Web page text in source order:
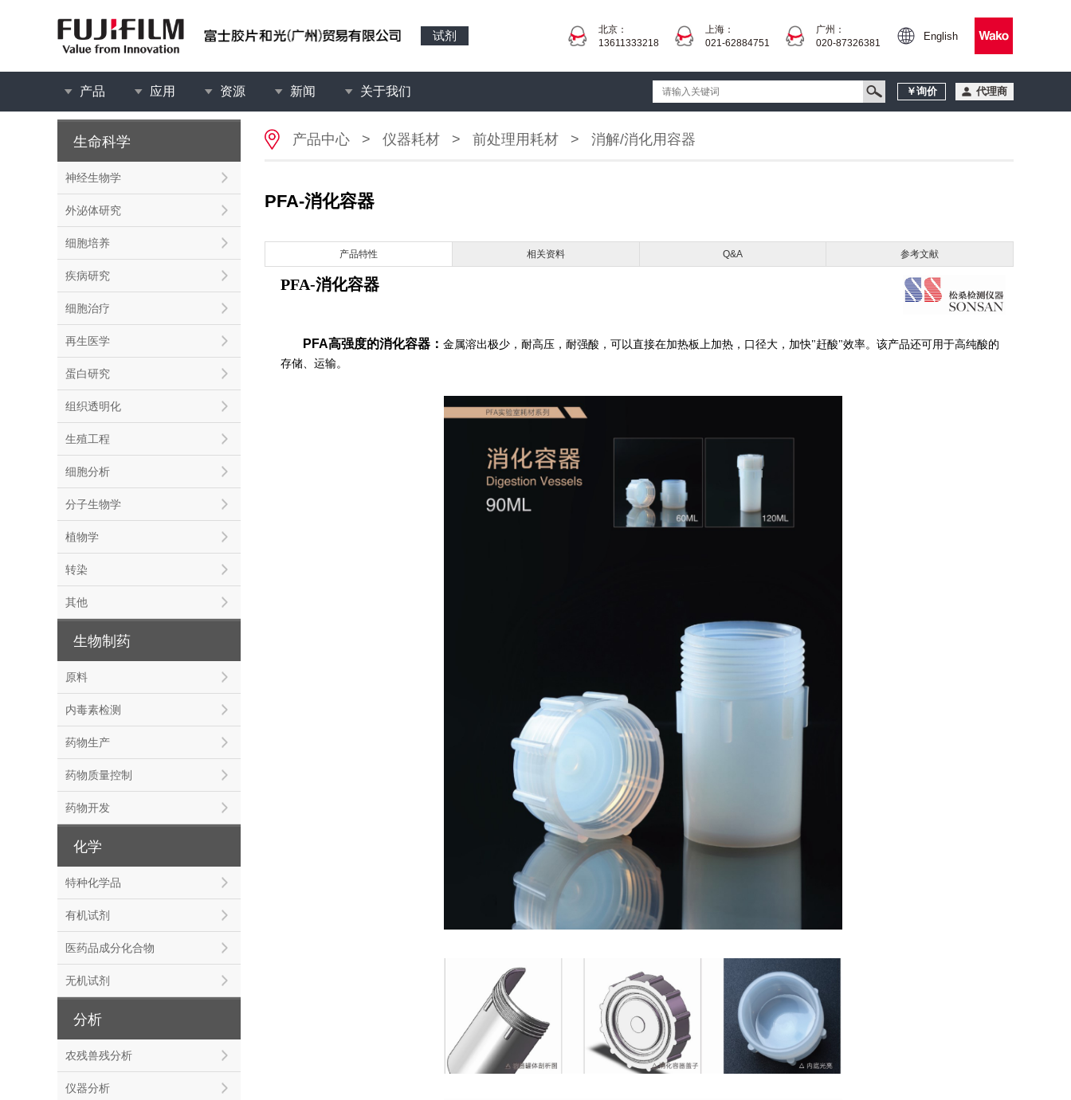
试剂
北京：
13611333218
上海：
021-62884751
广州：
020-87326381
English
产品 应用 资源 新闻 关于我们 ￥询价 代理商
生命科学
神经生物学
外泌体研究
细胞培养
疾病研究
细胞治疗
再生医学
蛋白研究
组织透明化
生殖工程
细胞分析
分子生物学
植物学
转染
其他
生物制药
原料
内毒素检测
药物生产
药物质量控制
药物开发
化学
特种化学品
有机试剂
医药品成分化合物
无机试剂
分析
农残兽残分析
仪器分析
产品中心 > 仪器耗材 > 前处理用耗材 > 消解/消化用容器
PFA-消化容器
产品特性 相关资料 Q&A 参考文献
PFA-消化容器
PFA高强度的消化容器： 金属溶出极少，耐高压，耐强酸，可以直接在加热板上加热，口径大，加快"赶酸"效率。该产品还可用于高纯酸的
存储、运输。